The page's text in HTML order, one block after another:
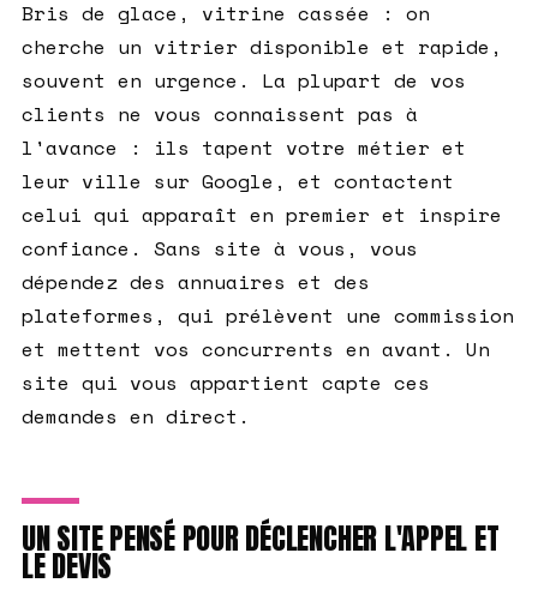
Bris de glace, vitrine cassée : on
cherche un vitrier disponible et rapide,
souvent en urgence. La plupart de vos
clients ne vous connaissent pas à
l'avance : ils tapent votre métier et
leur ville sur Google, et contactent
celui qui apparaît en premier et inspire
confiance. Sans site à vous, vous
dépendez des annuaires et des
plateformes, qui prélèvent une commission
et mettent vos concurrents en avant. Un
site qui vous appartient capte ces
demandes en direct.
UN SITE PENSÉ POUR DÉCLENCHER L'APPEL ET
LE DEVIS